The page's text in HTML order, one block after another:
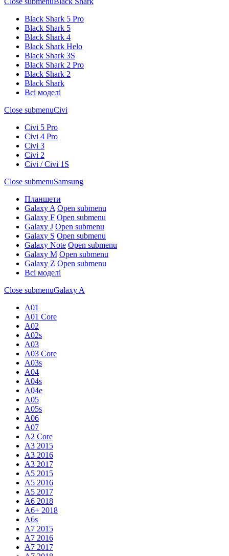
Black Shark 5 Pro
Black Shark 5
Black Shark 4
Black Shark Helo
Black Shark 3S
Black Shark 2 Pro
Black Shark 2
Black Shark
Всі моделі
Close submenuCivi
Civi 5 Pro
Civi 4 Pro
Civi 3
Civi 2
Civi / Civi 1S
Close submenuSamsung
Планшети
Galaxy A Open submenu
Galaxy F Open submenu
Galaxy J Open submenu
Galaxy S Open submenu
Galaxy Note Open submenu
Galaxy M Open submenu
Galaxy Z Open submenu
Всі моделі
Close submenuGalaxy A
A01
A01 Core
A02
A02s
A03
A03 Core
A03s
A04
A04s
A04e
A05
A05s
A06
A07
A2 Core
A3 2015
A3 2016
A3 2017
A5 2015
A5 2016
A5 2017
A6 2018
A6+ 2018
A6s
A7 2015
A7 2016
A7 2017